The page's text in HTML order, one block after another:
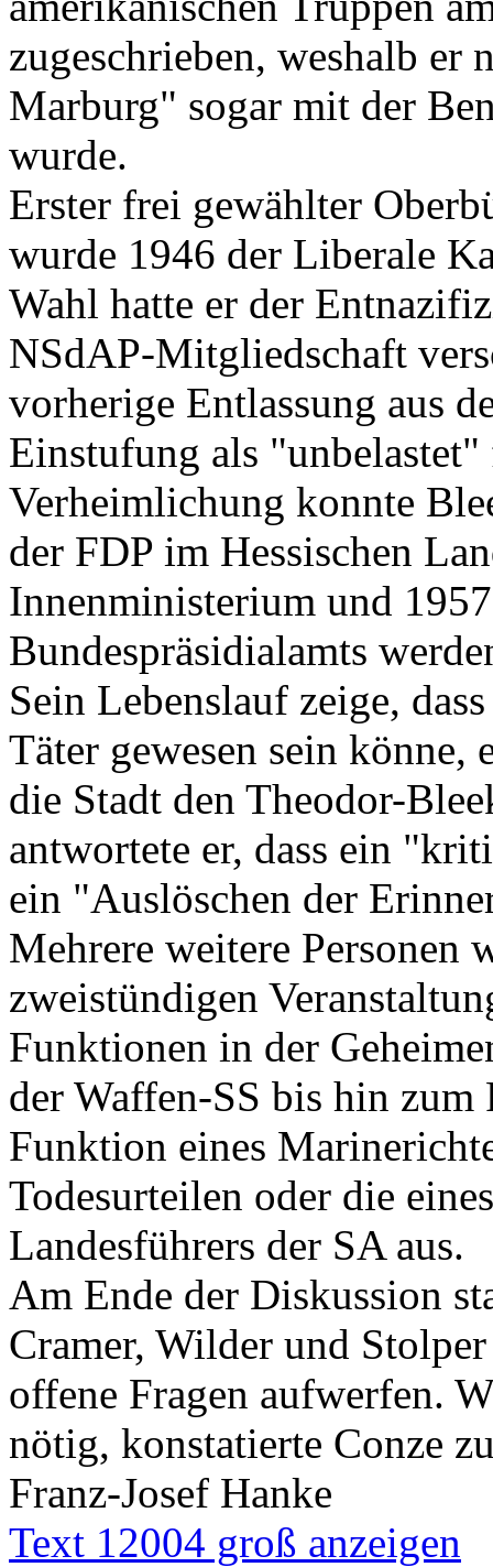
zugeschrieben, weshalb er
Marburg" sogar mit der
wurde.
Erster frei gewählter
wurde 1946 der Liberale
Wahl hatte er der
NSdAP-Mitgliedschaft
vorherige Entlassung aus
Einstufung als
Verheimlichung konnte
der FDP im Hessischen
Innenministerium und
Bundespräsidialamts
Sein Lebenslauf zeige,
Täter gewesen sein
die Stadt den Theodor-
antwortete er, dass ein
ein "Auslöschen der
Mehrere weitere Personen
zweistündigen
Funktionen in der
der Waffen-SS bis hin zum
Funktion eines
Todesurteilen oder die
Landesführers der SA aus.
Am Ende der Diskussion
Cramer, Wilder und
offene Fragen aufwerfen.
nötig, konstatierte Conze
Franz-Josef Hanke
Text 12004 groß anzeigen